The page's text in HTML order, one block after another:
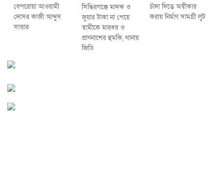
বেপরোয়া আওয়ামী
দোসর কাজী আব্দুস
সাত্তার
সিদ্ধিরগঞ্জে মাদক ও
জুয়ার টাকা না পেয়ে
স্বামীকে মারধর ও
প্রাণনাশের হুমকি, থানায়
জিডি
চাঁদা দিতে অস্বীকার
করায় নির্মাণ সামগ্রী লুট